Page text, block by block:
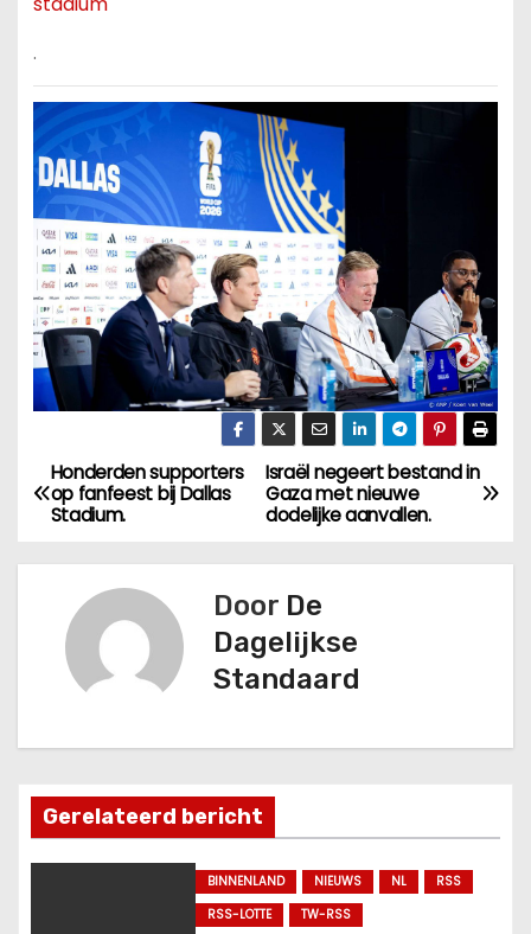
.
B
e
t
n
Israël negeert bestand in
Gaza met nieuwe
dodelijke aanvallen.
Honderden supporters
op fanfeest bij Dallas
Stadium.
Door De
Dagelijkse
Standaard
Gerelateerd bericht
BINNENLAND NIEUWS NL
RSS
RSS-LOTTE
TW-RSS